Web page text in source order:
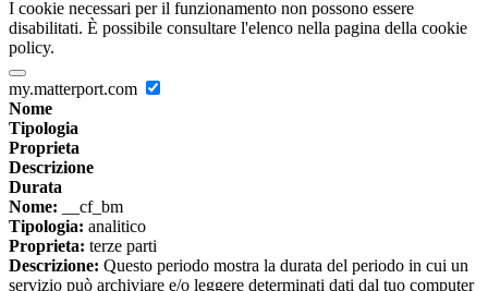
I cookie necessari per il funzionamento non possono essere
disabilitati. È possibile consultare l'elenco nella pagina della cookie
policy.
my.matterport.com
Nome
Tipologia
Proprieta
Descrizione
Durata
Nome: __cf_bm
Tipologia: analitico
Proprieta: terze parti
Descrizione: Questo periodo mostra la durata del periodo in cui un
servizio può archiviare e/o leggere determinati dati dal tuo computer